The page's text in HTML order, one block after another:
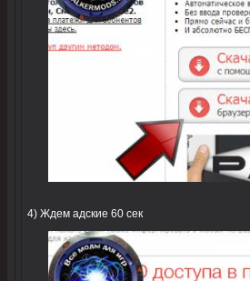
4) Ждем адские 60 сек